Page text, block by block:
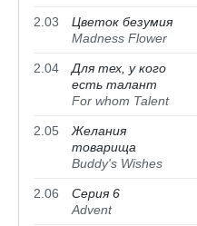
2.03
Цветок безумия
Madness Flower
2.04
Для тех, у кого
есть талант
For whom Talent
2.05
Желания
товарища
Buddy's Wishes
2.06
Серия 6
Advent